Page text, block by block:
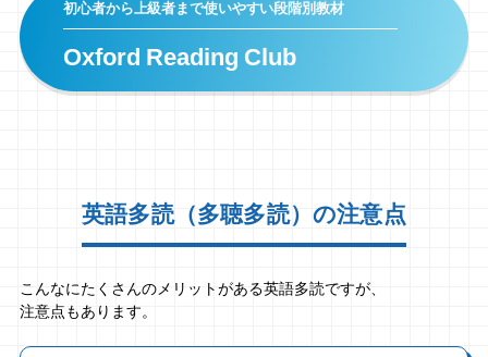
初心者から上級者まで使いやすい段階別教材
Oxford Reading Club
英語多読（多聴多読）の注意点
こんなにたくさんのメリットがある英語多読ですが、
注意点もあります。